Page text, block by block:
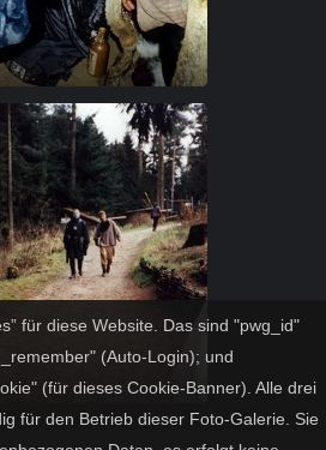
für diese Website. Das sind "pwg_id"
(Auto-Login); und
(für dieses Cookie-Banner). Alle drei
für den Betrieb dieser Foto-Galerie. Sie